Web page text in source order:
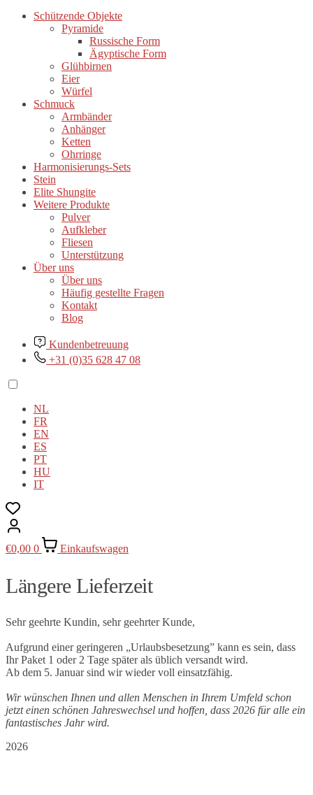
Schützende Objekte
Pyramide
Russische Form
Ägyptische Form
Glühbirnen
Eier
Würfel
Schmuck
Armbänder
Anhänger
Ketten
Ohrringe
Harmonisierungs-Sets
Stein
Elite Shungite
Weitere Produkte
Pulver
Aufkleber
Fliesen
Unterstützung
Über uns
Über uns
Häufig gestellte Fragen
Kontakt
Blog
Kundenbetreuung
+31 (0)35 628 47 08
NL
FR
EN
ES
PT
HU
IT
€0,00 0 Einkaufswagen
Längere Lieferzeit
Sehr geehrte Kundin, sehr geehrter Kunde,
Aufgrund einer geringeren „Urlaubsbesetzung” kann es sein, dass
Ihr Paket 1 oder 2 Tage später als üblich versandt wird.
Ab dem 5. Januar sind wir wieder voll einsatzfähig.
Wir wünschen Ihnen und allen Menschen in Ihrem Umfeld schon
jetzt einen schönen Jahreswechsel und hoffen, dass 2026 für alle ein
fantastisches Jahr wird.
2026